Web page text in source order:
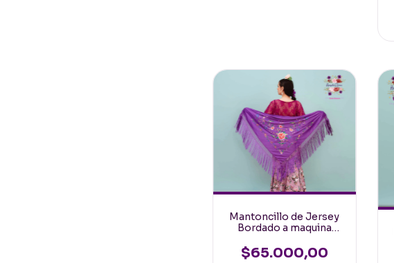
Mantoncillo de Jersey
Bordado a maquina
con flores multicolor
$65.000,00